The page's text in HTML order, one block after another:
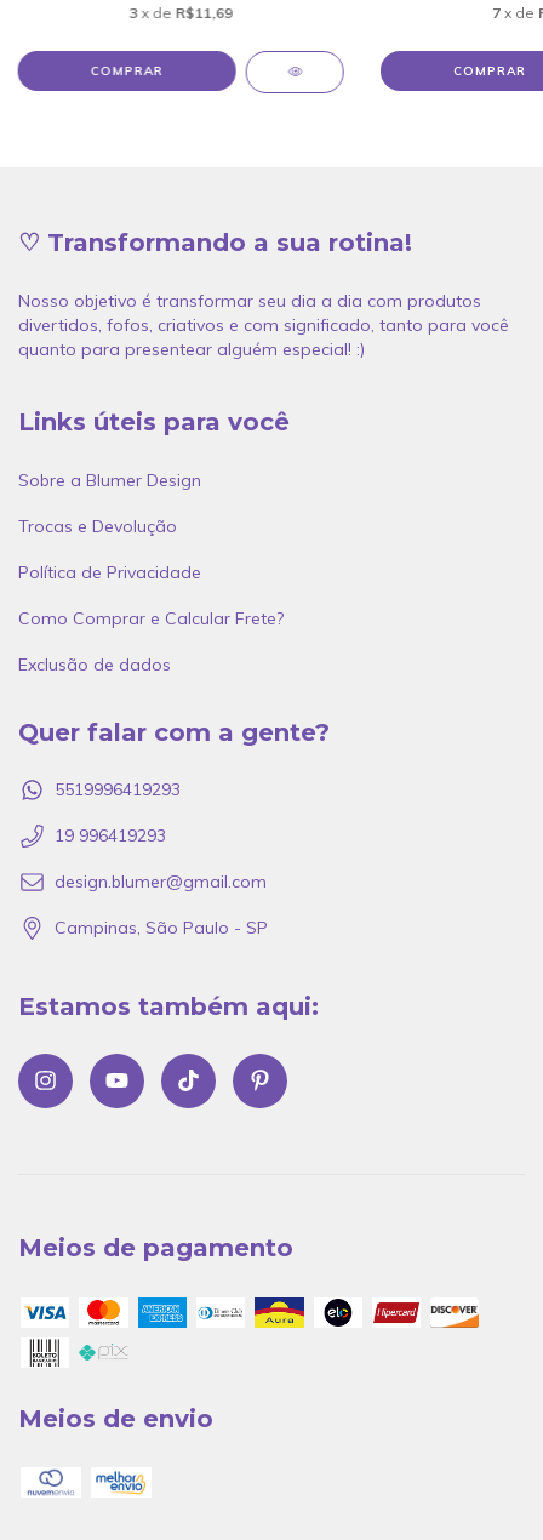
3 x de R$11,69 7 x de
♡ Transformando a sua rotina!
Nosso objetivo é transformar seu dia a dia com produtos
divertidos, fofos, criativos e com significado, tanto para você
quanto para presentear alguém especial! :)
Links úteis para você
Sobre a Blumer Design
Trocas e Devolução
Política de Privacidade
Como Comprar e Calcular Frete?
Exclusão de dados
Quer falar com a gente?
5519996419293
19 996419293
design.blumer@gmail.com
Campinas, São Paulo - SP
Estamos também aqui:
Meios de pagamento
Meios de envio